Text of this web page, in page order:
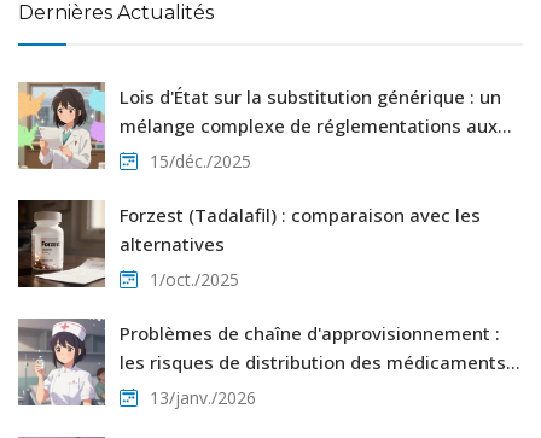
Dernières Actualités
Lois d'État sur la substitution générique : un
mélange complexe de réglementations aux
États-Unis
15/déc./2025
Forzest (Tadalafil) : comparaison avec les
alternatives
1/oct./2025
Problèmes de chaîne d'approvisionnement :
les risques de distribution des médicaments
génériques
13/janv./2026